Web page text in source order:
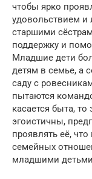
чтобы ярко
удовольствием и
старшими
поддержку и
Младшие дети
детям в семье, а
саду с
пытаются
касается быта,
эгоистичны,
проявлять её,
семейных
младшими